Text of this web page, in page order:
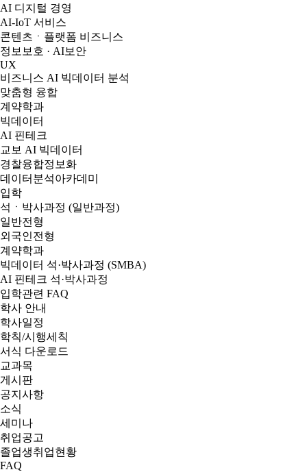
AI 디지털 경영
AI-IoT 서비스
콘텐츠ㆍ플랫폼 비즈니스
정보보호 · AI보안
UX
비즈니스 AI 빅데이터 분석
맞춤형 융합
계약학과
빅데이터
AI 핀테크
교보 AI 빅데이터
경찰융합정보화
데이터분석아카데미
입학
석ㆍ박사과정 (일반과정)
일반전형
외국인전형
계약학과
빅데이터 석·박사과정 (SMBA)
AI 핀테크 석·박사과정
입학관련 FAQ
학사 안내
학사일정
학칙/시행세칙
서식 다운로드
교과목
게시판
공지사항
소식
세미나
취업공고
졸업생취업현황
FAQ